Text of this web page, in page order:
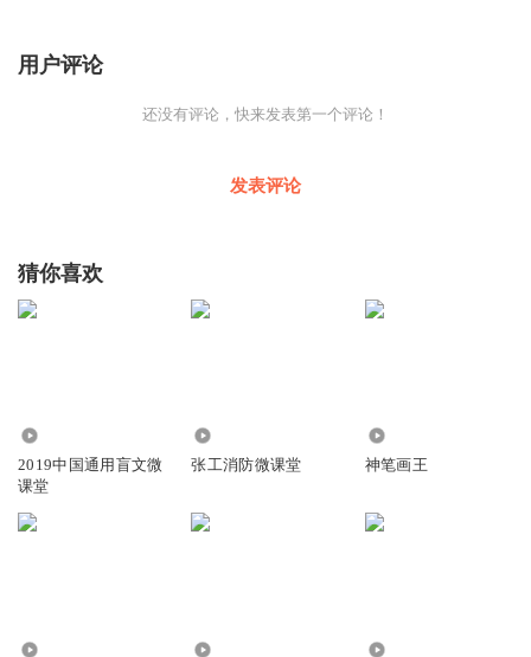
用户评论
还没有评论，快来发表第一个评论！
发表评论
猜你喜欢
2019中国通用盲文微
课堂
张工消防微课堂 神笔画王